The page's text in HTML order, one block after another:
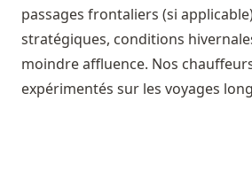
passages frontaliers (si
stratégiques, conditions
moindre affluence. Nos
expérimentés sur les voyages